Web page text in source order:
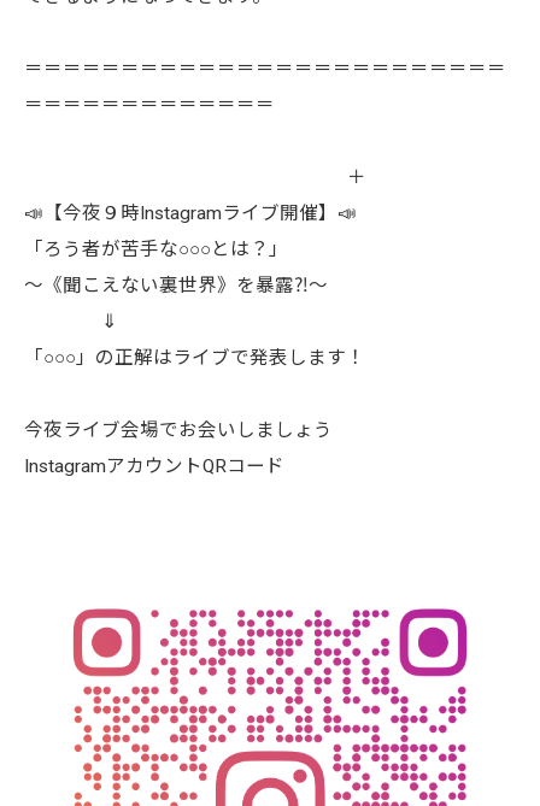
＝＝＝＝＝＝＝＝＝＝＝＝＝＝＝＝＝＝＝＝＝＝＝＝＝
＝＝＝＝＝＝＝＝＝＝＝＝＝
＋
📣【今夜９時Instagramライブ開催】📣
「ろう者が苦手な○○○とは？」
～《聞こえない裏世界》を暴露⁈～
⇓
「○○○」の正解はライブで発表します！
今夜ライブ会場でお会いしましょう
InstagramアカウントQRコード